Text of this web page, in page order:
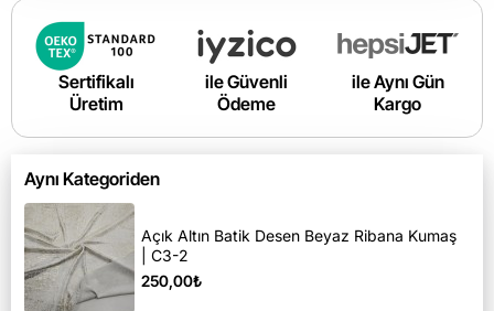
Sertifikalı
Üretim
ile Güvenli
Ödeme
ile Aynı Gün
Kargo
Aynı Kategoriden
Açık Altın Batik Desen Beyaz Ribana Kumaş
| C3-2
250,00₺